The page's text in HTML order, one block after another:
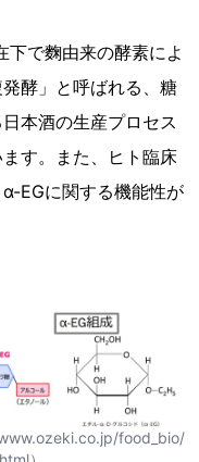
で麴由来の酵素によ
酵」と呼ばれる、糖
本酒の生産プロセス
す。また、ヒト臨床
EGに関する機能性が
food_bio/